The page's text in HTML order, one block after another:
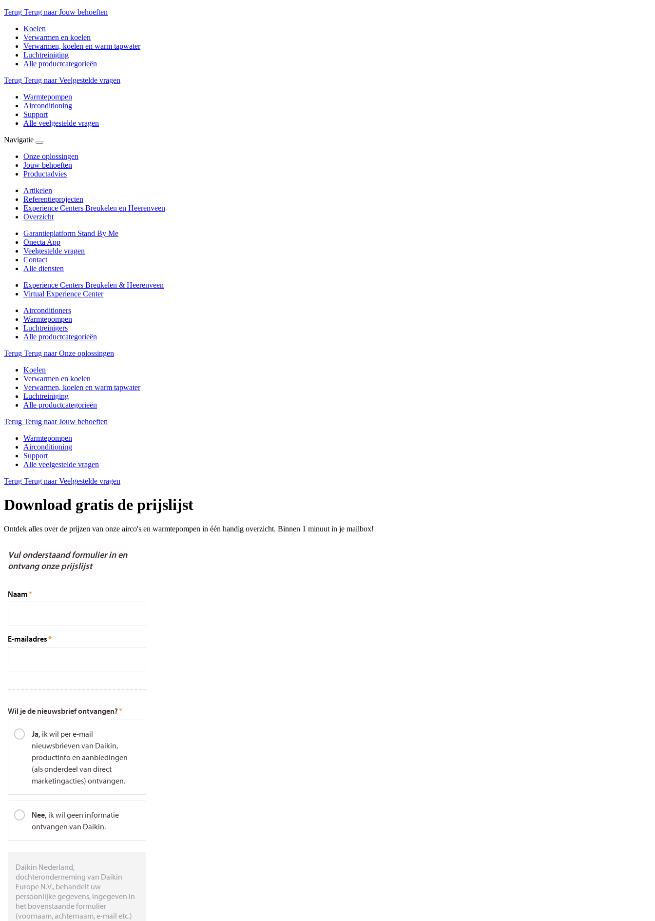
Terug Terug naar Jouw behoeften
Koelen
Verwarmen en koelen
Verwarmen, koelen en warm tapwater
Luchtreiniging
Alle productcategorieën
Terug Terug naar Veelgestelde vragen
Warmtepompen
Airconditioning
Support
Alle veelgestelde vragen
Navigatie
Onze oplossingen
Jouw behoeften
Productadvies
Artikelen
Referentieprojecten
Experience Centers Breukelen en Heerenveen
Overzicht
Garantieplatform Stand By Me
Onecta App
Veelgestelde vragen
Contact
Alle diensten
Experience Centers Breukelen & Heerenveen
Virtual Experience Center
Airconditioners
Warmtepompen
Luchtreinigers
Alle productcategorieën
Terug Terug naar Onze oplossingen
Koelen
Verwarmen en koelen
Verwarmen, koelen en warm tapwater
Luchtreiniging
Alle productcategorieën
Terug Terug naar Jouw behoeften
Warmtepompen
Airconditioning
Support
Alle veelgestelde vragen
Terug Terug naar Veelgestelde vragen
Download gratis de prijslijst
Ontdek alles over de prijzen van onze airco's en warmtepompen in één handig overzicht. Binnen 1 minuut in je mailbox!